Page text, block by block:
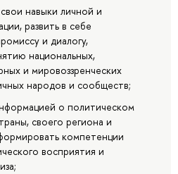
навыки личной и
развить в себе
и диалогу,
национальных,
и мировоззренческих
народов и сообществ;
о политическом
своего региона и
компетенции
восприятия и